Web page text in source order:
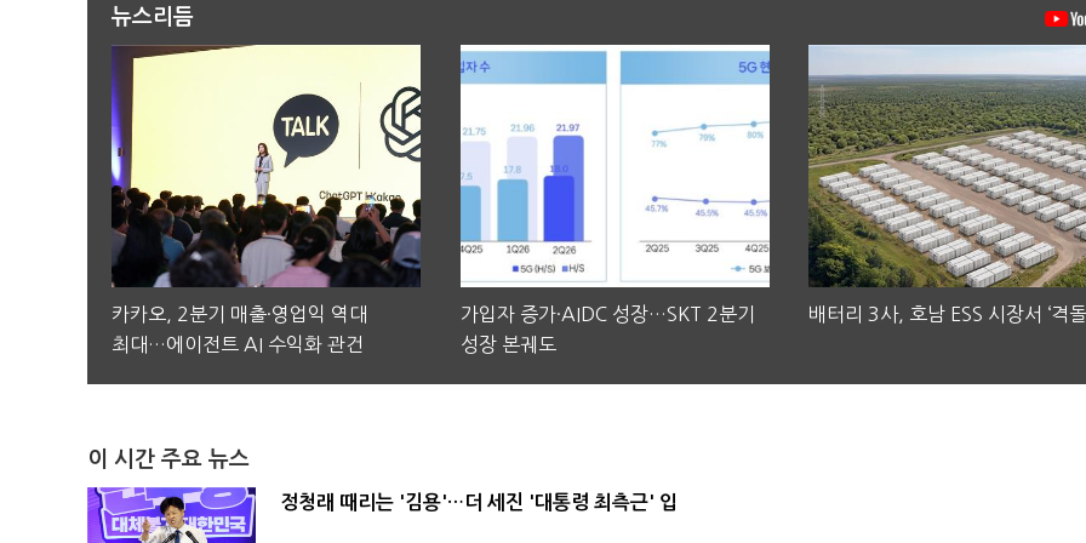
뉴스리듬
카카오, 2분기 매출·영업익 역대
최대…에이전트 AI 수익화 관건
가입자 증가·AIDC 성장…SKT 2분기
성장 본궤도
배터리 3사, 호남 ESS 시장서 ‘격돌
이 시간 주요 뉴스
정청래 때리는 '김용'…더 세진 '대통령 최측근' 입